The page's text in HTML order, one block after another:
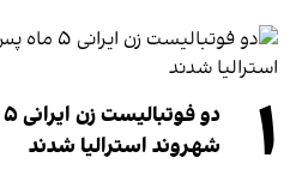
۱
شهروند استرالیا شدند